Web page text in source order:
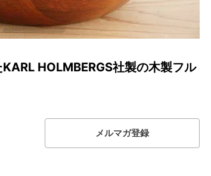
HOLMBERGS社製の木製フル
メルマガ登録